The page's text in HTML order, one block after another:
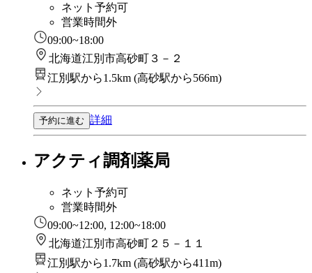
ネット予約可
営業時間外
09:00~18:00
北海道江別市高砂町３－２
江別駅から1.5km (高砂駅から566m)
予約に進む 詳細
アクティ調剤薬局
ネット予約可
営業時間外
09:00~12:00, 12:00~18:00
北海道江別市高砂町２５－１１
江別駅から1.7km (高砂駅から411m)